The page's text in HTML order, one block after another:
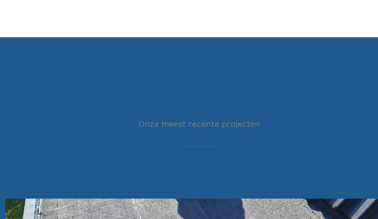
Onze meest recente projecten